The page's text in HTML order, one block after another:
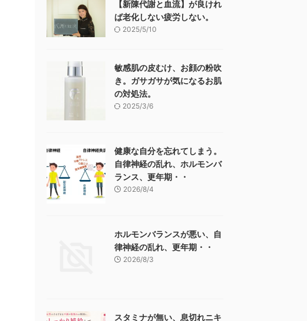
【新陳代謝と血流】が良けれ
ば老化しない疲労しない。
2025/5/10
敏感肌の皮むけ、お顔の粉吹
き。ガサガサが気になるお肌
の対処法。
2025/3/6
健康な自分を忘れてしまう。
自律神経の乱れ、ホルモンバ
ランス、更年期・・
2026/8/4
ホルモンバランスが悪い、自
律神経の乱れ、更年期・・
2026/8/3
スタミナが無い、息切れニキ